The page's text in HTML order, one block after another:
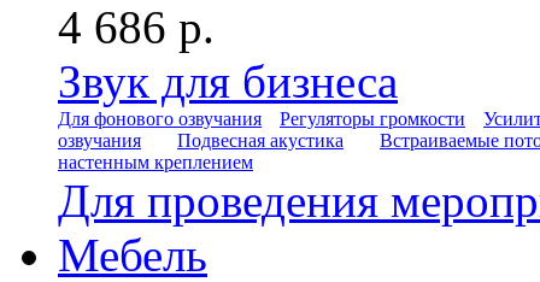
4 686 р.
Звук для бизнеса
Для фонового озвучания Регуляторы громкости
озвучания
Подвесная акустика
Встраиваемые
настенным креплением
Для проведения
Мебель